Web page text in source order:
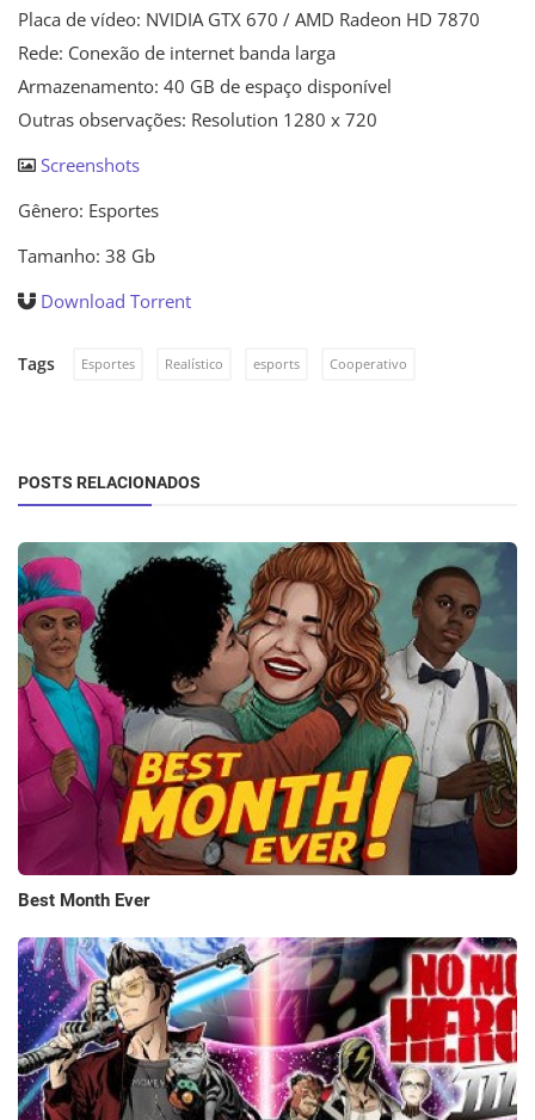
Placa de vídeo: NVIDIA GTX 670 / AMD Radeon HD 7870
Rede: Conexão de internet banda larga
Armazenamento: 40 GB de espaço disponível
Outras observações: Resolution 1280 x 720
Screenshots
Gênero: Esportes
Tamanho: 38 Gb
Download Torrent
Tags Esportes Realístico esports Cooperativo
POSTS RELACIONADOS
Best Month Ever